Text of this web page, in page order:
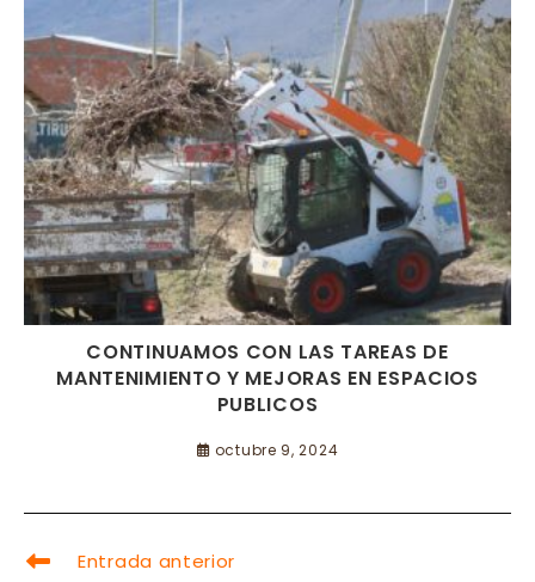
CONTINUAMOS CON LAS TAREAS DE
MANTENIMIENTO Y MEJORAS EN ESPACIOS
PUBLICOS
octubre 9, 2024
LEER
Entrada anterior